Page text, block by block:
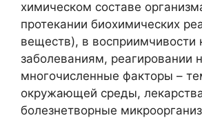
химическом составе
протекании биохимических
веществ), в восприимчивости
заболеваниям, реагировании
многочисленные факторы –
окружающей среды,
болезнетворные